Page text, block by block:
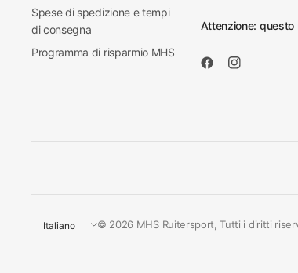
Spese di spedizione e tempi
di consegna
Programma di risparmio MHS
Attenzione: questo
Aggiorna
© 2026 MHS Ruitersport, Tutti i diritti